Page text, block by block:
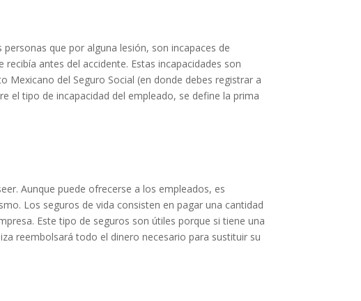
que por alguna lesión, son incapaces de
antes del accidente. Estas incapacidades son
del Seguro Social (en donde debes registrar a
el tipo de incapacidad del empleado, se define la prima
Aunque puede ofrecerse a los empleados, es
Los seguros de vida consisten en pagar una cantidad
Este tipo de seguros son útiles porque si tiene una
reembolsará todo el dinero necesario para sustituir su